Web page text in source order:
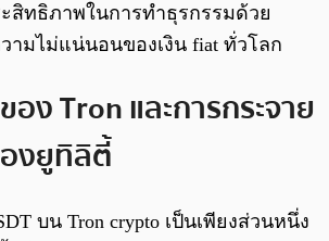
สิทธิภาพในการทำธุรกรรมด้วย
ามไม่แน่นอนของเงิน fiat ทั่วโลก
อง Tron และการกระจาย
งยูทิลิตี้
บน Tron crypto เป็นเพียงส่วนหนึ่ง